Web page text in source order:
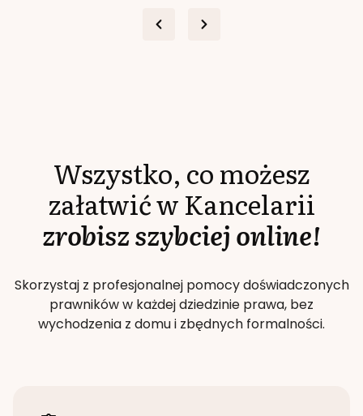
Wszystko, co możesz
załatwić w Kancelarii
zrobisz szybciej online!
Skorzystaj z profesjonalnej pomocy doświadczonych
prawników w każdej dziedzinie prawa, bez
wychodzenia z domu i zbędnych formalności.